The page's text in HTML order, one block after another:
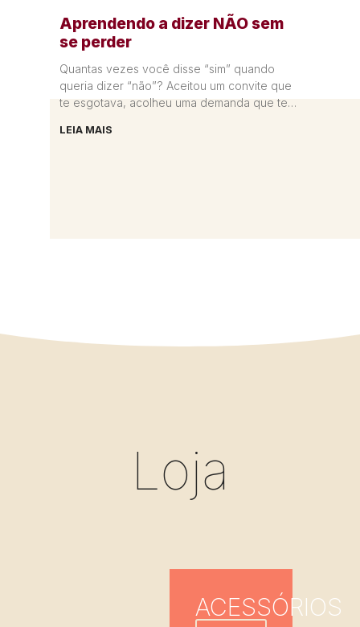
Aprendendo a dizer NÃO sem
se perder
Quantas vezes você disse “sim” quando
queria dizer “não”? Aceitou um convite que
te esgotava, acolheu uma demanda que te
LEIA MAIS
Loja
ACESSÓRIOS